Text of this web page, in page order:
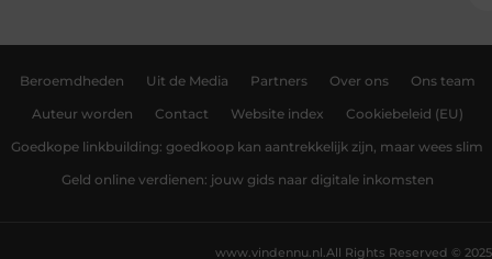
Beroemdheden Uit de Media Partners Over ons Ons team
Auteur worden Contact Website index Cookiebeleid (EU)
Goedkope linkbuilding: goedkoop kan aantrekkelijk zijn, maar wees slim
Geld online verdienen: jouw gids naar digitale inkomsten
All Rights Reserved © 2025
www.vindennu.nl.